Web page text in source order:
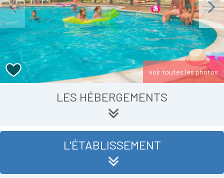
Next
voir toutes les photos
LES HÉBERGEMENTS
L'ÉTABLISSEMENT